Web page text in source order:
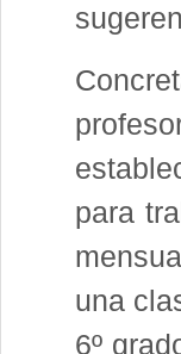
para
una
6º